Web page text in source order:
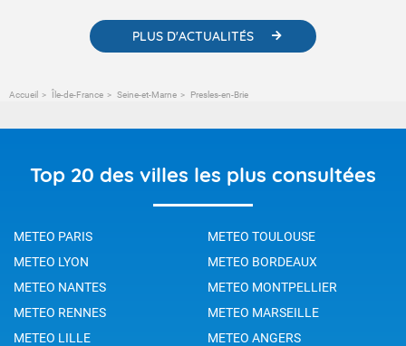
PLUS D'ACTUALITÉS
Accueil Île-de-France Seine-et-Marne Presles-en-Brie
Top 20 des villes les plus consultées
METEO PARIS
METEO TOULOUSE
METEO LYON
METEO BORDEAUX
METEO NANTES
METEO MONTPELLIER
METEO RENNES
METEO MARSEILLE
METEO LILLE
METEO ANGERS